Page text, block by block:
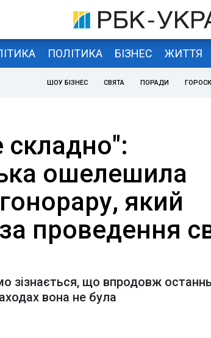
ПОЛІТИКА БІЗНЕС ЖИТТЯ
ШОУ БІЗНЕС СВЯТА ПОРАДИ
ошелешила
який
проведення
зізнається, що впродовж
вона не була